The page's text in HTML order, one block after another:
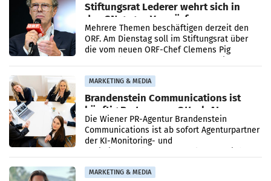
Stiftungsrat Lederer wehrt sich in
den SN gegen Vorwürfe
Mehrere Themen beschäftigen derzeit den
ORF. Am Dienstag soll im Stiftungsrat über
die vom neuen ORF-Chef Clemens Pig
MARKETING & MEDIA
Brandenstein Communications ist
künftig Partner von OtterlyAI
Die Wiener PR-Agentur Brandenstein
Communications ist ab sofort Agenturpartner
der KI-Monitoring- und
MARKETING & MEDIA